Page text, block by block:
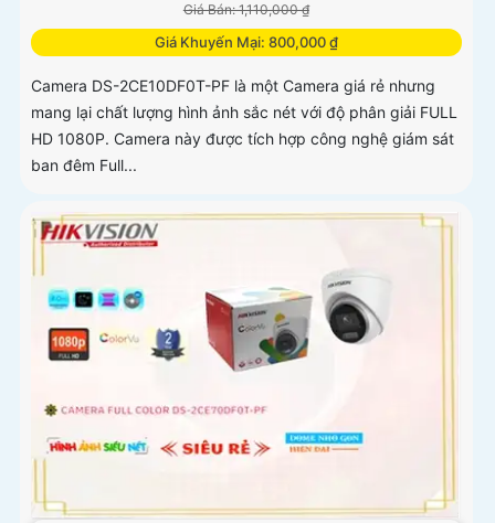
Giá Bán: 1,110,000 ₫
Giá Khuyến Mại: 800,000 ₫
Camera DS-2CE10DF0T-PF là một Camera giá rẻ nhưng
mang lại chất lượng hình ảnh sắc nét với độ phân giải FULL
HD 1080P. Camera này được tích hợp công nghệ giám sát
ban đêm Full...